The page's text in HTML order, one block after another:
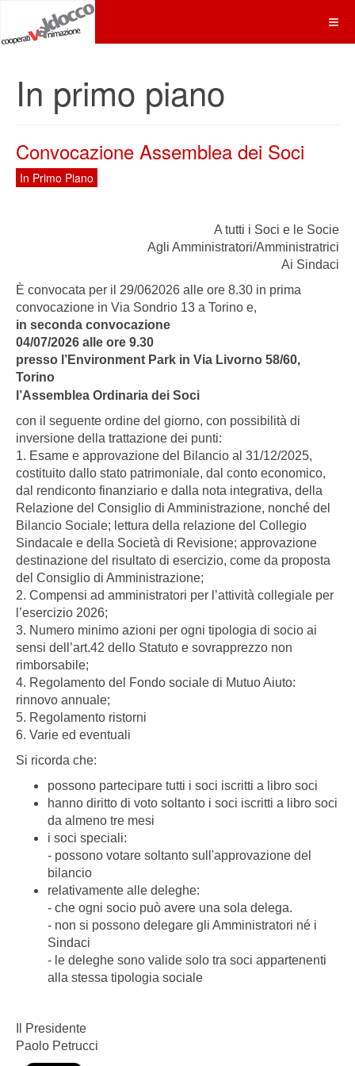
In primo piano
Convocazione Assemblea dei Soci
In Primo Piano
A tutti i Soci e le Socie
Agli Amministratori/Amministratrici
Ai Sindaci
È convocata per il 29/062026 alle ore 8.30 in prima
convocazione in Via Sondrio 13 a Torino e,
in seconda convocazione
04/07/2026 alle ore 9.30
presso l’Environment Park in Via Livorno 58/60,
Torino
l’Assemblea Ordinaria dei Soci
con il seguente ordine del giorno, con possibilità di
inversione della trattazione dei punti:
1. Esame e approvazione del Bilancio al 31/12/2025,
costituito dallo stato patrimoniale, dal conto economico,
dal rendiconto finanziario e dalla nota integrativa, della
Relazione del Consiglio di Amministrazione, nonché del
Bilancio Sociale; lettura della relazione del Collegio
Sindacale e della Società di Revisione; approvazione
destinazione del risultato di esercizio, come da proposta
del Consiglio di Amministrazione;
2. Compensi ad amministratori per l’attività collegiale per
l’esercizio 2026;
3. Numero minimo azioni per ogni tipologia di socio ai
sensi dell’art.42 dello Statuto e sovrapprezzo non
rimborsabile;
4. Regolamento del Fondo sociale di Mutuo Aiuto:
rinnovo annuale;
5. Regolamento ristorni
6. Varie ed eventuali
Si ricorda che:
possono partecipare tutti i soci iscritti a libro soci
hanno diritto di voto soltanto i soci iscritti a libro soci
da almeno tre mesi
i soci speciali:
- possono votare soltanto sull'approvazione del
bilancio
relativamente alle deleghe:
- che ogni socio può avere una sola delega.
- non si possono delegare gli Amministratori né i
Sindaci
- le deleghe sono valide solo tra soci appartenenti
alla stessa tipologia sociale
Il Presidente
Paolo Petrucci